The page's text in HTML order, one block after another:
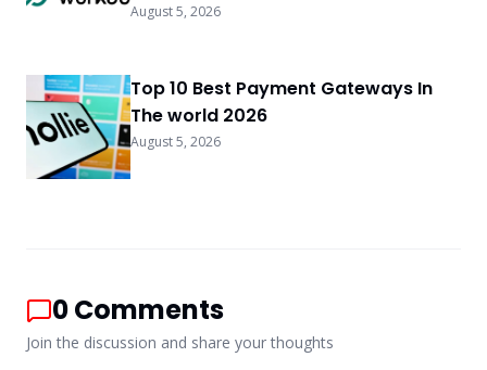
August 5, 2026
Top 10 Best Payment Gateways In
The world 2026
August 5, 2026
0Comments
Join the discussion and share your thoughts